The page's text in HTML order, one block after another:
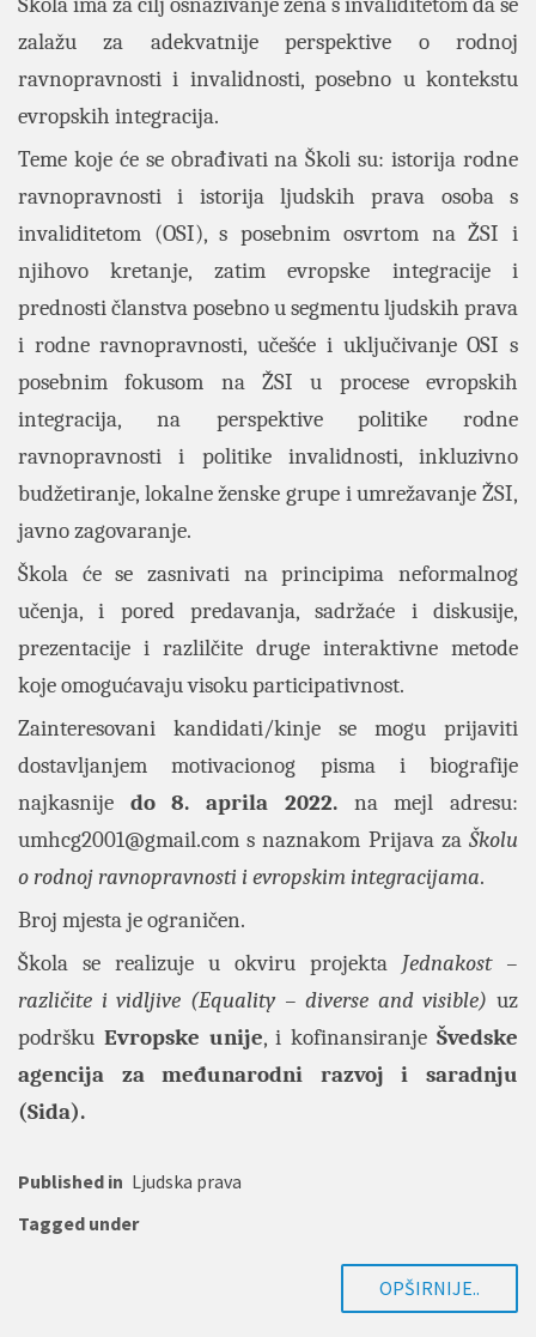
zalažu za adekvatnije perspektive o rodnoj
ravnopravnosti i invalidnosti, posebno u kontekstu
evropskih integracija.
Teme koje će se obrađivati na Školi su: istorija rodne
ravnopravnosti i istorija ljudskih prava osoba s
invaliditetom (OSI), s posebnim osvrtom na ŽSI i
njihovo kretanje, zatim evropske integracije i
prednosti članstva posebno u segmentu ljudskih prava
i rodne ravnopravnosti, učešće i uključivanje OSI s
posebnim fokusom na ŽSI u procese evropskih
integracija, na perspektive politike rodne
ravnopravnosti i politike invalidnosti, inkluzivno
budžetiranje, lokalne ženske grupe i umrežavanje ŽSI,
javno zagovaranje.
Škola će se zasnivati na principima neformalnog
učenja, i pored predavanja, sadržaće i diskusije,
prezentacije i razlilčite druge interaktivne metode
koje omogućavaju visoku participativnost.
Zainteresovani kandidati/kinje se mogu prijaviti
dostavljanjem motivacionog pisma i biografije
najkasnije do 8. aprila 2022. na mejl adresu:
umhcg2001@gmail.com s naznakom Prijava za Školu
o rodnoj ravnopravnosti i evropskim integracijama.
Broj mjesta je ograničen.
Škola se realizuje u okviru projekta Jednakost –
različite i vidljive (Equality – diverse and visible) uz
podršku Evropske unije, i kofinansiranje Švedske
agencija za međunarodni razvoj i saradnju
(Sida).
Published in Ljudska prava
Tagged under
OPŠIRNIJE..